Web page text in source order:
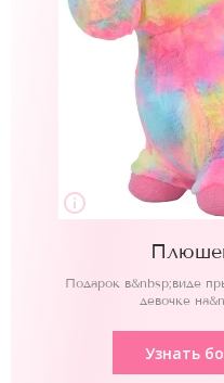
Подарок в&nbsp;виде
девочке
Узнать